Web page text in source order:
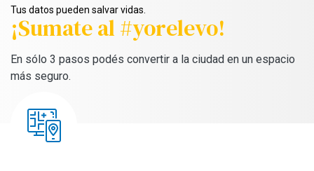
Tus datos pueden salvar vidas.
¡Sumate al #yorelevo!
En sólo 3 pasos podés convertir a la ciudad en un espacio
más seguro.